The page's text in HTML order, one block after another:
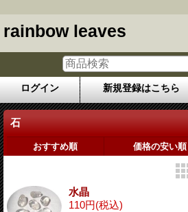
rainbow leaves
ログイン 新規登録はこちら
石
おすすめ順 価格の安い順
水晶
110円(税込)